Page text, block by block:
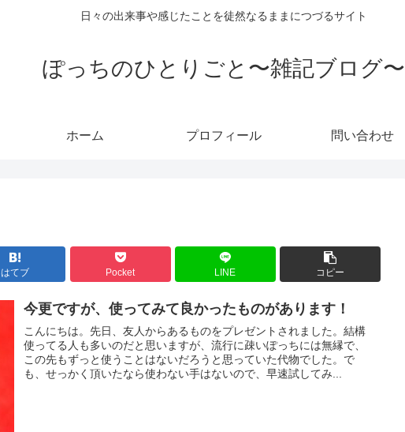
日々の出来事や感じたことを徒然なるままにつづるサイト
ぽっちのひとりごと〜雑記ブログ〜
ホーム プロフィール 問い合わせ
はてブ Pocket LINE コピー
今更ですが、使ってみて良かったものがあります！
こんにちは。先日、友人からあるものをプレゼントされました。結構
使ってる人も多いのだと思いますが、流行に疎いぽっちには無縁で、
この先もずっと使うことはないだろうと思っていた代物でした。で
も、せっかく頂いたなら使わない手はないので、早速試してみ...